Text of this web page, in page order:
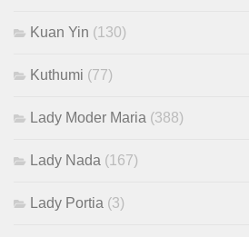
Kuan Yin (130)
Kuthumi (77)
Lady Moder Maria (388)
Lady Nada (167)
Lady Portia (3)